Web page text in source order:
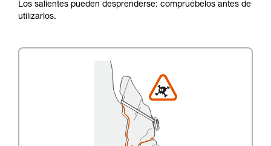
Los salientes pueden desprenderse: compruébelos antes de
utilizarlos.